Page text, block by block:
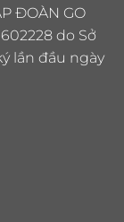
ĐOÀN GO
do Sở
lần đầu ngày